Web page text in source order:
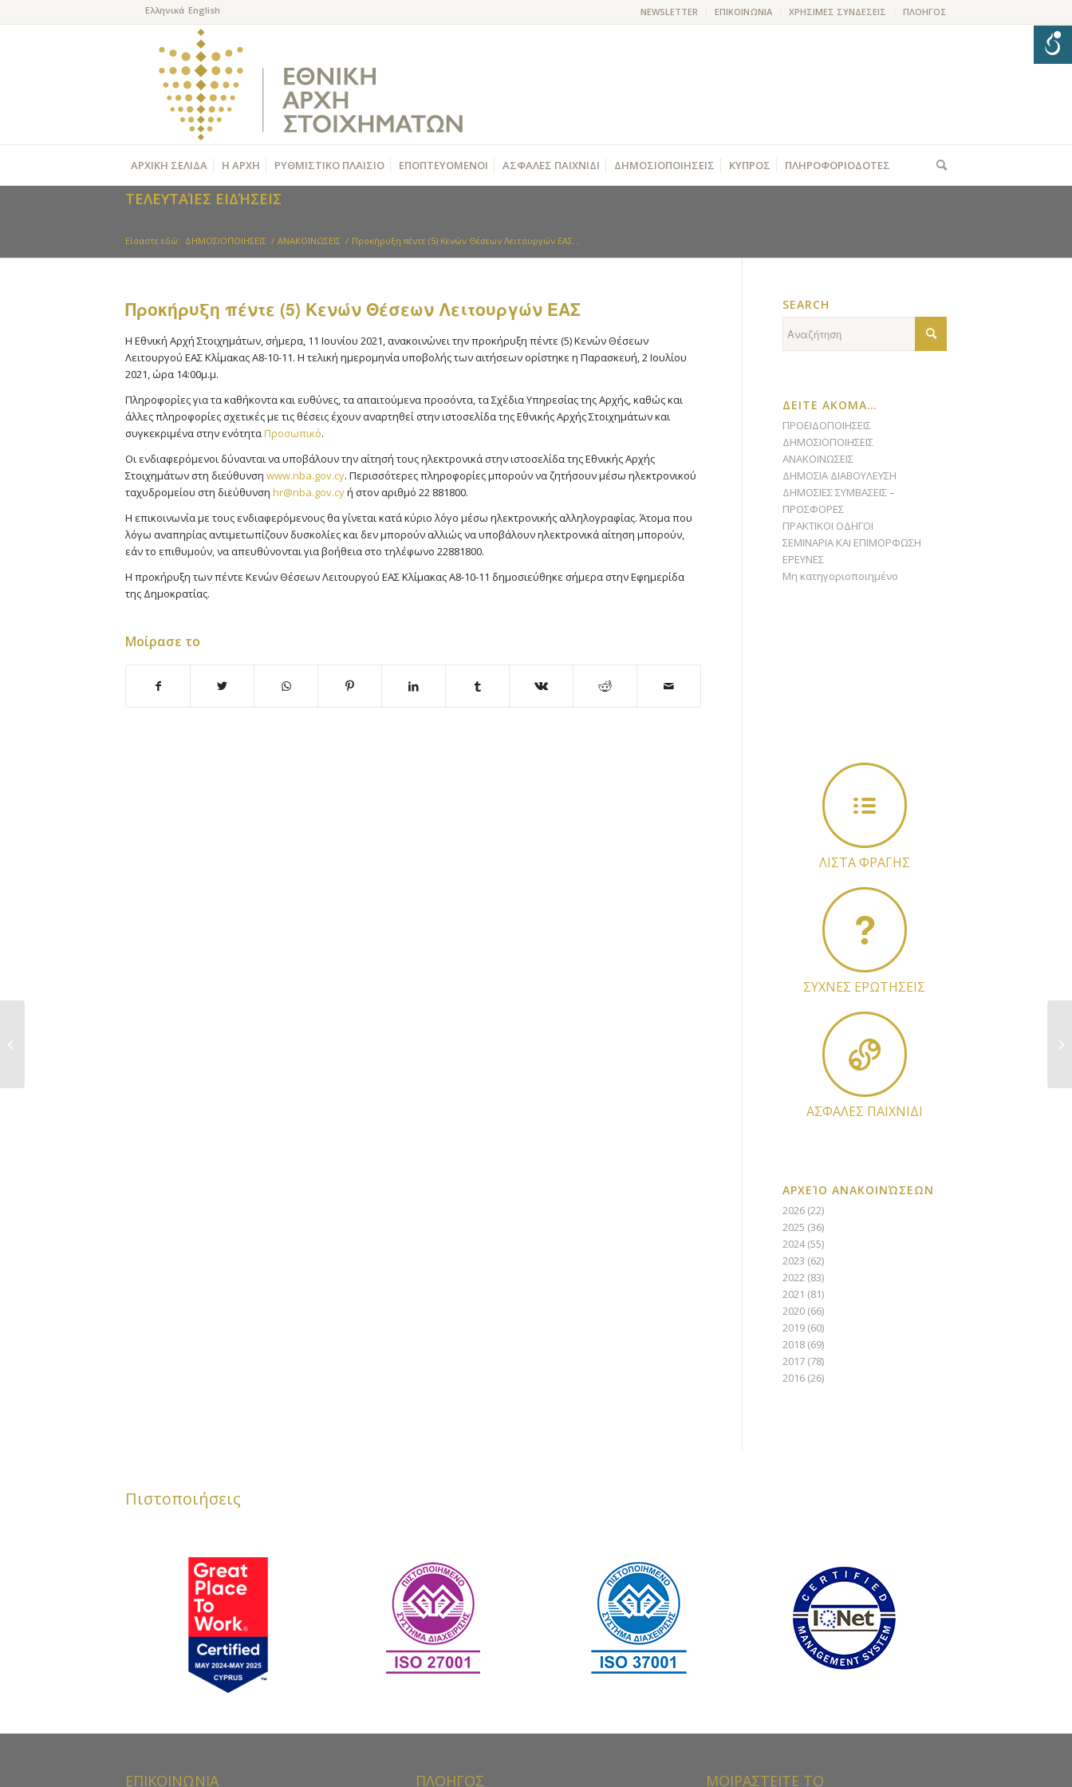
NEWSLETTER ΕΠΙΚΟΙΝΩΝΙΑ ΧΡΗΣΙΜΕΣ ΣΥΝΔΕΣΕΙΣ ΠΛΟΗΓΟΣ
ΑΡΧΙΚΗ ΣΕΛΙΔΑ Η ΑΡΧΗ ΡΥΘΜΙΣΤΙΚΟ ΠΛΑΙΣΙΟ ΕΠΟΠΤΕΥΟΜΕΝΟΙ ΑΣΦΑΛΕΣ ΠΑΙΧΝΙΔΙ ΔΗΜΟΣΙΟΠΟΙΗΣΕΙΣ ΚΥΠΡΟΣ ΠΛΗΡΟΦΟΡΙΟΔΟΤΕΣ
ΤΕΛΕΥΤΑΊΕΣ ΕΙΔΉΣΕΙΣ
Είσαστε εδώ: ΔΗΜΟΣΙΟΠΟΙΗΣΕΙΣ / ΑΝΑΚΟΙΝΩΣΕΙΣ / Προκήρυξη πέντε (5) Κενών Θέσεων Λειτουργών ΕΑΣ...
Προκήρυξη πέντε (5) Κενών Θέσεων Λειτουργών ΕΑΣ
Η Εθνική Αρχή Στοιχημάτων, σήμερα, 11 Ιουνίου 2021, ανακοινώνει την προκήρυξη πέντε (5) Κενών Θέσεων
Λειτουργού ΕΑΣ Κλίμακας Α8-10-11. Η τελική ημερομηνία υποβολής των αιτήσεων ορίστηκε η Παρασκευή, 2 Ιουλίου
2021, ώρα 14:00μ.μ.
Πληροφορίες για τα καθήκοντα και ευθύνες, τα απαιτούμενα προσόντα, τα Σχέδια Υπηρεσίας της Αρχής, καθώς και
άλλες πληροφορίες σχετικές με τις θέσεις έχουν αναρτηθεί στην ιστοσελίδα της Εθνικής Αρχής Στοιχημάτων και
συγκεκριμένα στην ενότηταΠροσωπικό.
Οι ενδιαφερόμενοι δύνανται να υποβάλουν την αίτησή τους ηλεκτρονικά στην ιστοσελίδα της Εθνικής Αρχής
Στοιχημάτων στη διεύθυνση www.nba.gov.cy. Περισσότερες πληροφορίες μπορούν να ζητήσουν μέσω ηλεκτρονικού
ταχυδρομείου στη διεύθυνση hr@nba.gov.cyή στον αριθμό 22 881800.
Η επικοινωνία με τους ενδιαφερόμενους θα γίνεται κατά κύριο λόγο μέσω ηλεκτρονικής αλληλογραφίας. Άτομα που
λόγω αναπηρίας αντιμετωπίζουν δυσκολίες και δεν μπορούν αλλιώς να υποβάλουν ηλεκτρονικά αίτηση μπορούν,
εάν το επιθυμούν, να απευθύνονται για βοήθεια στο τηλέφωνο 22881800.
Η προκήρυξη των πέντε Κενών Θέσεων Λειτουργού ΕΑΣ Κλίμακας Α8-10-11 δημοσιεύθηκε σήμερα στην Εφημερίδα
της Δημοκρατίας.
Μοίρασε το
SEARCH
ΔΕΙΤΕ ΑΚΟΜΑ…
ΠΡΟΕΙΔΟΠΟΙΗΣΕΙΣ
ΔΗΜΟΣΙΟΠΟΙΗΣΕΙΣ
ΑΝΑΚΟΙΝΩΣΕΙΣ
ΔΗΜΟΣΙΑ ΔΙΑΒΟΥΛΕΥΣΗ
ΔΗΜΟΣΙΕΣ ΣΥΜΒΑΣΕΙΣ –
ΠΡΟΣΦΟΡΕΣ
ΠΡΑΚΤΙΚΟΙ ΟΔΗΓΟΙ
ΣΕΜΙΝΑΡΙΑ ΚΑΙ ΕΠΙΜΟΡΦΩΣΗ
ΕΡΕΥΝΕΣ
Μη κατηγοριοποιημένο
ΛΙΣΤΑ ΦΡΑΓΗΣ
ΣΥΧΝΕΣ ΕΡΩΤΗΣΕΙΣ
ΑΣΦΑΛΕΣ ΠΑΙΧΝΙΔΙ
ΑΡΧΕΊΟ ΑΝΑΚΟΙΝΏΣΕΩΝ
2026(22)
2025 (36)
2024(55)
2023 (62)
2022(83)
2021 (81)
2020(66)
2019(60)
2018(69)
2017(78)
2016(26)
Πιστοποιήσεις
ΕΠΙΚΟΙΝΩΝΙΑ ΠΛΟΗΓΟΣ ΜΟΙΡΑΣΤΕΙΤΕ ΤΟ